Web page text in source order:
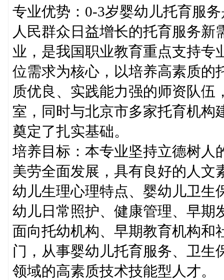
专业优势：0-3岁婴幼儿托育服
人民群众日益增长的托育服务
业，是我国职业教育重点支持专
位需求为核心，以培养高素质的
质优良、实践能力强的师资队
室，同时与北京市多家托育机构
奠定了扎实基础。
培养目标：本专业坚持立德树人
美劳全面发展，具有良好的人文
幼儿生理心理特点、婴幼儿卫生
幼儿日常照护、健康管理、早期
面向托幼机构、早期教育机构和
门，从事婴幼儿托育服务、卫生
领域的高素质技术技能型人才。